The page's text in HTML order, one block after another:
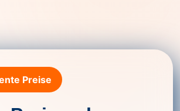
Preise